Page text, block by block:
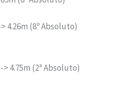
4.26m (8º Absoluto)
4.75m (2ª Absoluto)